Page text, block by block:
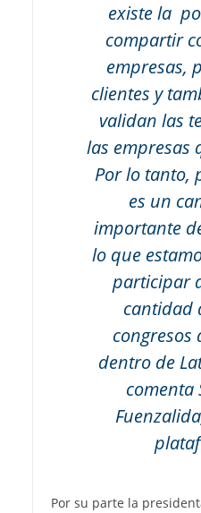
existe la
compartir
empresas,
clientes y
validan las
las empresas
Por lo tanto,
es un
importante
lo que
participar
cantidad
congresos
dentro de
comenta
Por su parte la